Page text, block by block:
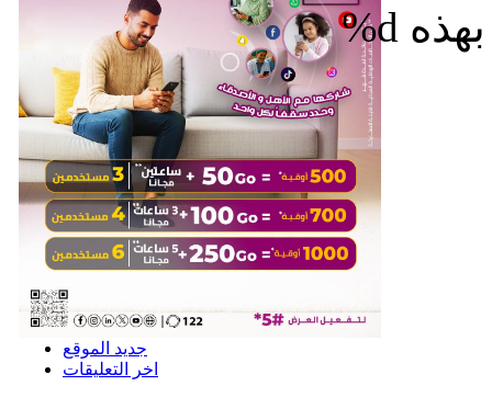
جديد الموقع
اخر التعليقات
%d